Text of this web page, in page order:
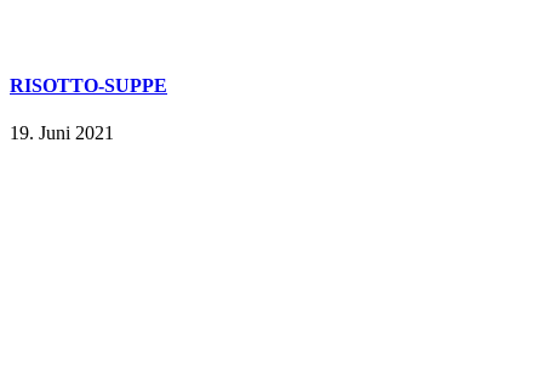
RISOTTO-SUPPE
19. Juni 2021